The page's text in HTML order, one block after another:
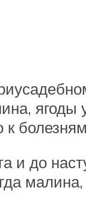
ягоды
и до
малина,